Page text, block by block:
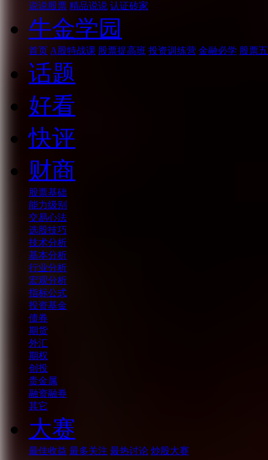
说说股票 精品说说 认证砖家
牛金学园
首页 A股特战课 股票提高班 投资训练营 金融必学 股票
话题
好看
快评
财商
股票基础
能力级别
交易心法
选股技巧
技术分析
基本分析
行业分析
宏观分析
指标公式
投资基金
债券
期货
外汇
期权
创投
贵金属
融资融券
其它
大赛
最佳收益 最多关注 最热讨论 炒股大赛